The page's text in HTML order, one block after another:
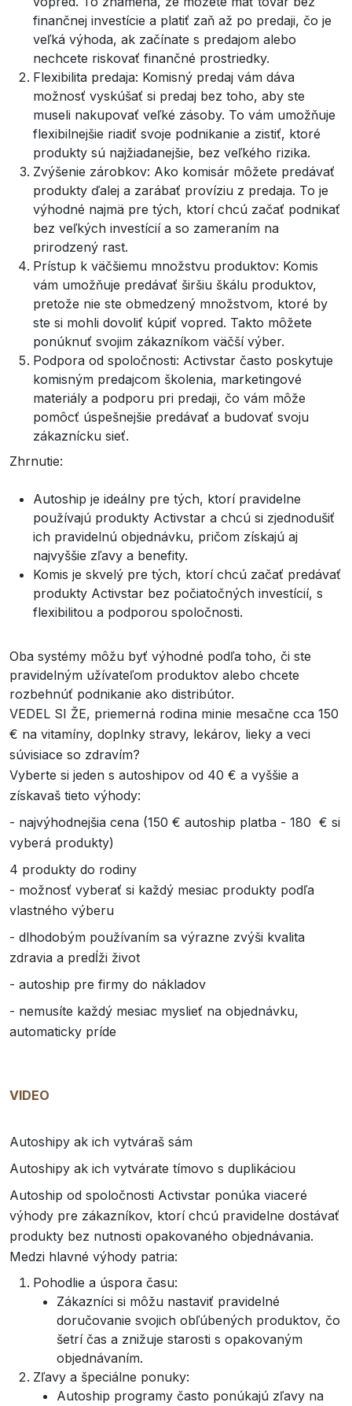
finančnej investície a platiť zaň až po predaji, čo je
veľká výhoda, ak začínate s predajom alebo
nechcete riskovať finančné prostriedky.
Flexibilita predaja: Komisný predaj vám dáva
možnosť vyskúšať si predaj bez toho, aby ste
museli nakupovať veľké zásoby. To vám umožňuje
flexibilnejšie riadiť svoje podnikanie a zistiť, ktoré
produkty sú najžiadanejšie, bez veľkého rizika.
Zvýšenie zárobkov: Ako komisár môžete predávať
produkty ďalej a zarábať províziu z predaja. To je
výhodné najmä pre tých, ktorí chcú začať podnikať
bez veľkých investícií a so zameraním na
prirodzený rast.
Prístup k väčšiemu množstvu produktov: Komis
vám umožňuje predávať širšiu škálu produktov,
pretože nie ste obmedzený množstvom, ktoré by
ste si mohli dovoliť kúpiť vopred. Takto môžete
ponúknuť svojim zákazníkom väčší výber.
Podpora od spoločnosti: Activstar často poskytuje
komisným predajcom školenia, marketingové
materiály a podporu pri predaji, čo vám môže
pomôcť úspešnejšie predávať a budovať svoju
zákaznícku sieť.
Zhrnutie:
Autoship je ideálny pre tých, ktorí pravidelne
používajú produkty Activstar a chcú si zjednodušiť
ich pravidelnú objednávku, pričom získajú aj
najvyššie zľavy a benefity.
Komis je skvelý pre tých, ktorí chcú začať predávať
produkty Activstar bez počiatočných investícií, s
flexibilitou a podporou spoločnosti.
Oba systémy môžu byť výhodné podľa toho, či ste
pravidelným užívateľom produktov alebo chcete
rozbehnúť podnikanie ako distribútor.
VEDEL SI ŽE, priemerná rodina minie mesačne cca 150
€ na vitamíny, doplnky stravy, lekárov, lieky a veci
súvisiace so zdravím?
Vyberte si jeden s autoshipov od 40 € a vyššie a
získavaš tieto výhody:
- najvýhodnejšia cena (150 € autoship platba - 180 € si
vyberá produkty)
4 produkty do rodiny
- možnosť vyberať si každý mesiac produkty podľa
vlastného výberu
- dlhodobým používaním sa výrazne zvýši kvalita
zdravia a predĺži život
- autoship pre firmy do nákladov
- nemusíte každý mesiac myslieť na objednávku,
automaticky príde
VIDEO
Autoshipy ak ich vytváraš sám
Autoshipy ak ich vytvárate tímovo s duplikáciou
Autoship od spoločnosti Activstar ponúka viaceré
výhody pre zákazníkov, ktorí chcú pravidelne dostávať
produkty bez nutnosti opakovaného objednávania.
Medzi hlavné výhody patria:
Pohodlie a úspora času:
Zákazníci si môžu nastaviť pravidelné
doručovanie svojich obľúbených produktov, čo
šetrí čas a znižuje starosti s opakovaným
objednávaním.
Zľavy a špeciálne ponuky:
Autoship programy často ponúkajú zľavy na